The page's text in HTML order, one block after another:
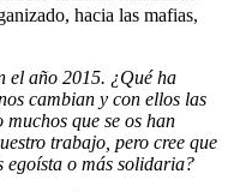
hacia las mafias,
el año 2015. ¿Qué ha
cambian y con ellos las
que se os han
trabajo, pero cree que
egoísta o más solidaria?